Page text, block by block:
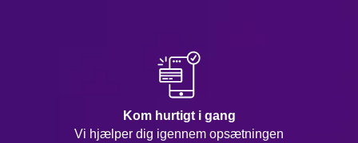
Kom hurtigt i gang
Vi hjælper dig igennem opsætningen